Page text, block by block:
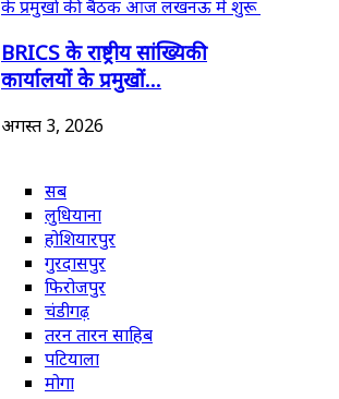
BRICS के राष्ट्रीय सांख्यिकी
कार्यालयों के प्रमुखों...
अगस्त 3, 2026
सब
लुधियाना
होशियारपुर
गुरदासपुर
फिरोजपुर
चंडीगढ़
तरन तारन साहिब
पटियाला
मोगा